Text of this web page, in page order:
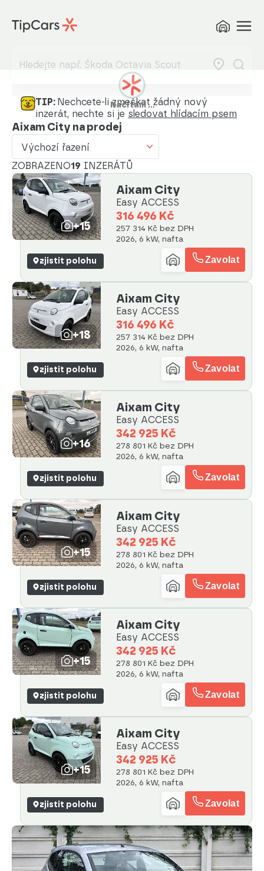
Načítám …
TIP: Nechcete-li zmeškat žádný nový
inzerát, nechte si je sledovat hlídacím psem
Aixam City na prodej
Výchozí řazení
Výchozí řazení
Od nejdražšího
Od nejmenšího nájezdu
Od nejvyššího nájezdu
Od nejstaršího vozu
Od nejnovějšího vozu
Od nejnovějšího inzerátu
Od nejstaršího inzerátu
Abecedně od A do Z
Abecedně od Z do A
ZOBRAZENO19 INZERÁTŮ
+15
Aixam City
Easy ACCESS
316 496 Kč
257 314 Kč bez DPH
2026, 6 kW, nafta
zjistit polohu Zavolat
+18
Aixam City
Easy ACCESS
316 496 Kč
257 314 Kč bez DPH
2026, 6 kW, nafta
zjistit polohu Zavolat
+16
Aixam City
Easy ACCESS
342 925 Kč
278 801 Kč bez DPH
2026, 6 kW, nafta
zjistit polohu Zavolat
+15
Aixam City
Easy ACCESS
342 925 Kč
278 801 Kč bez DPH
2026, 6 kW, nafta
zjistit polohu Zavolat
+15
Aixam City
Easy ACCESS
342 925 Kč
278 801 Kč bez DPH
2026, 6 kW, nafta
zjistit polohu Zavolat
+15
Aixam City
Easy ACCESS
342 925 Kč
278 801 Kč bez DPH
2026, 6 kW, nafta
zjistit polohu Zavolat